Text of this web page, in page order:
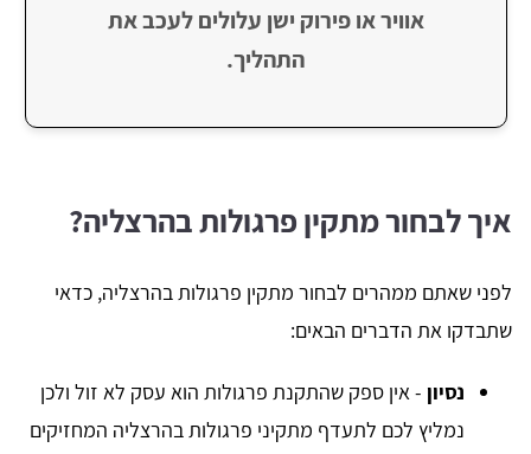
אוויר או פירוק ישן עלולים לעכב את
התהליך.
איך לבחור מתקין פרגולות בהרצליה?
לפני שאתם ממהרים לבחור מתקין פרגולות בהרצליה, כדאי
שתבדקו את הדברים הבאים:
נסיון - אין ספק שהתקנת פרגולות הוא עסק לא זול ולכן
נמליץ לכם לתעדף מתקיני פרגולות בהרצליה המחזיקים